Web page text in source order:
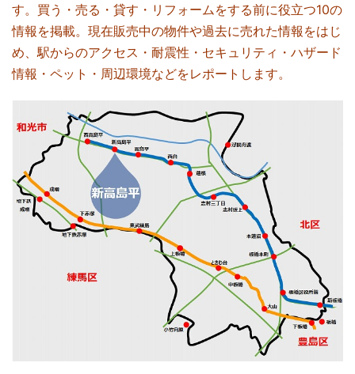
す。買う・売る・貸す・リフォームをする前に役立つ10の
情報を掲載。現在販売中の物件や過去に売れた情報をはじ
め、駅からのアクセス・耐震性・セキュリティ・ハザード
情報・ペット・周辺環境などをレポートします。